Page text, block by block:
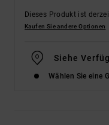
Dieses Produkt ist
Kaufen Sie andere Optionen
Siehe
Wählen Sie eine